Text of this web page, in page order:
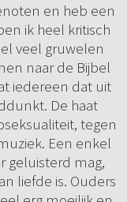
en heb een
ik heel kritisch
veel gruwelen
naar de Bijbel
iedereen dat uit
De haat
tegen
Een enkel
geluisterd mag,
liefde is. Ouders